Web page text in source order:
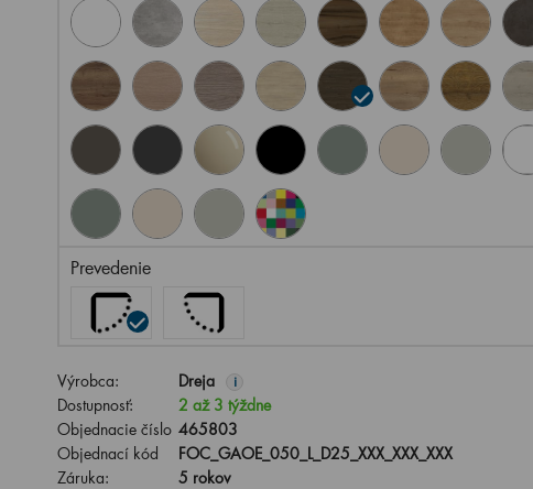
Prevedenie
Výrobca: Dreja i
Dostupnosť:
2 až 3 týždne
Objednacie číslo 465803
Objednací kód
FOC_GAOE_050_L_D25_XXX_XXX_XXX
Záruka:
5 rokov